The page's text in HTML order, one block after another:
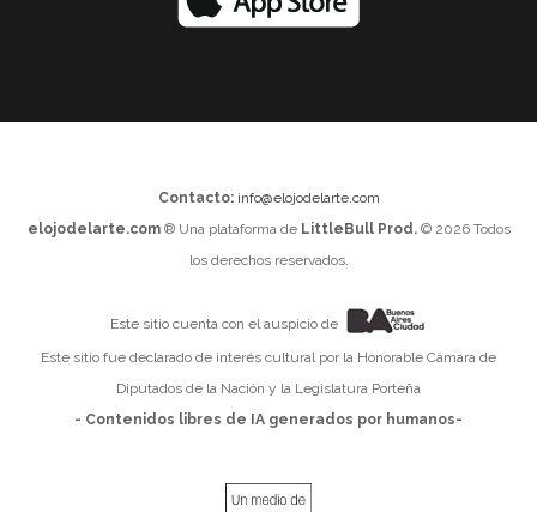
Contacto: info@elojodelarte.com
elojodelarte.com® Una plataforma de LittleBull Prod.© 2026 Todos
los derechos reservados.
Este sitio cuenta con el auspicio de
Este sitio fue declarado de interés cultural por la Honorable Cámara de
Diputados de la Nación y la Legislatura Porteña
- Contenidos libres de IA generados por humanos-